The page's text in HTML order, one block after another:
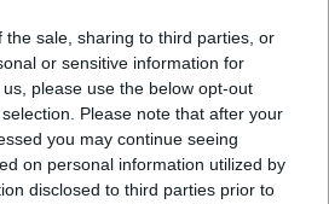
the sale, sharing to third parties, or
or sensitive information for
please use the below opt-out
Please note that after your
you may continue seeing
on personal information utilized by
disclosed to third parties prior to